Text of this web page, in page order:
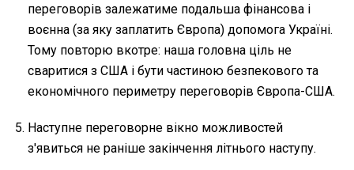
переговорів залежатиме подальша фінансова і
воєнна (за яку заплатить Європа) допомога Україні.
Тому повторю вкотре: наша головна ціль не
сваритися з США і бути частиною безпекового та
економічного периметру переговорів Європа-США.
Наступне переговорне вікно можливостей
з'явиться не раніше закінчення літнього наступу.